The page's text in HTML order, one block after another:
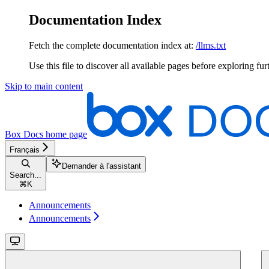
Documentation Index
Fetch the complete documentation index at: /llms.txt
Use this file to discover all available pages before exploring
Skip to main content
Box Docs home page
Français
Search...
⌘ K
Demander à l'assistant
Announcements
Announcements